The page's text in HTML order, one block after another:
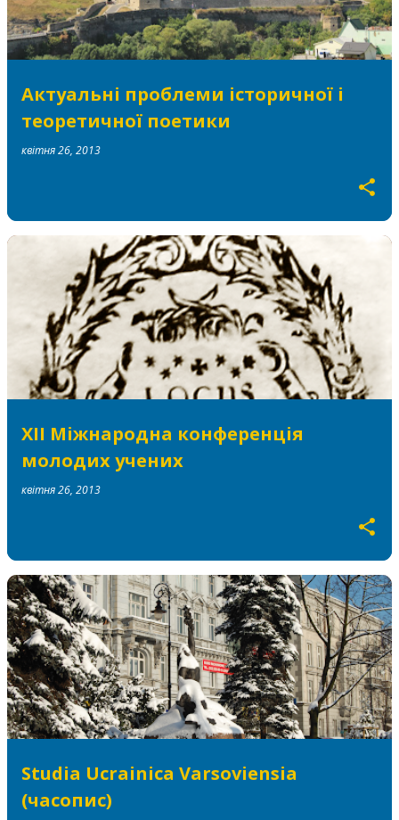
Актуальні проблеми історичної і
теоретичної поетики
квітня 26, 2013
XII Міжнародна конференція
молодих учених
квітня 26, 2013
Studia Ucrainica Varsoviensia
(часопис)